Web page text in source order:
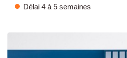
Délai 4 à 5 semaines